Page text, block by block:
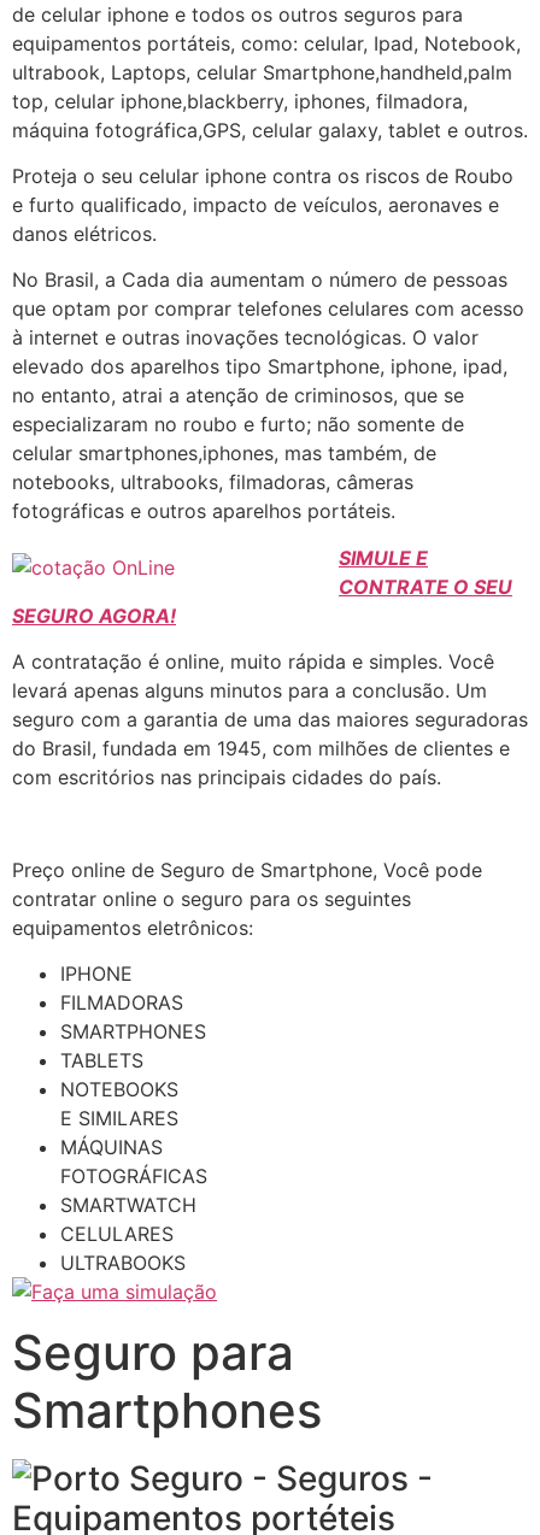
de celular iphone e todos os outros seguros para
equipamentos portáteis, como: celular, Ipad, Notebook,
ultrabook, Laptops, celular Smartphone,handheld,palm
top, celular iphone,blackberry, iphones, filmadora,
máquina fotográfica,GPS, celular galaxy, tablet e outros.
Proteja o seu celular iphone contra os riscos de Roubo
e furto qualificado, impacto de veículos, aeronaves e
danos elétricos.
No Brasil, a Cada dia aumentam o número de pessoas
que optam por comprar telefones celulares com acesso
à internet e outras inovações tecnológicas. O valor
elevado dos aparelhos tipo Smartphone, iphone, ipad,
no entanto, atrai a atenção de criminosos, que se
especializaram no roubo e furto; não somente de
celular smartphones,iphones, mas também, de
notebooks, ultrabooks, filmadoras, câmeras
fotográficas e outros aparelhos portáteis.
SIMULE E
CONTRATE O SEU
SEGURO AGORA!
A contratação é online, muito rápida e simples. Você
levará apenas alguns minutos para a conclusão. Um
seguro com a garantia de uma das maiores seguradoras
do Brasil, fundada em 1945, com milhões de clientes e
com escritórios nas principais cidades do país.
Preço online de Seguro de Smartphone, Você pode
contratar online o seguro para os seguintes
equipamentos eletrônicos:
IPHONE
FILMADORAS
SMARTPHONES
TABLETS
NOTEBOOKS
E SIMILARES
MÁQUINAS
FOTOGRÁFICAS
SMARTWATCH
CELULARES
ULTRABOOKS
Seguro para
Smartphones